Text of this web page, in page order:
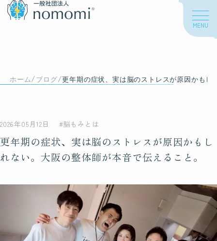
MENU
私たちについて
海外での活動
脳もみとは
脳もみの効果
ホーム/ブログ/更年期の症状、実は脳のストレスが原因かも
2026年05月12日 #脳もみとは
更年期の症状、実は脳のストレスが原因かもし
れない。大阪の整体師が本音で伝えること。